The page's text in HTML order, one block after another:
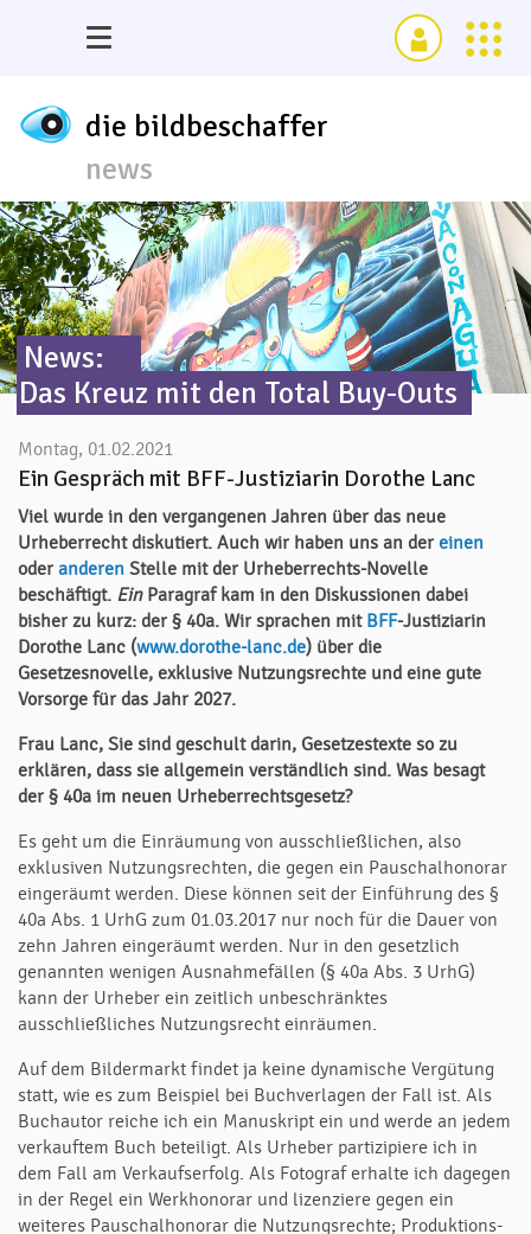
die bildbeschaffer
news
News:
Das Kreuz mit den Total Buy-Outs
Montag, 01.02.2021
Ein Gespräch mit BFF-Justiziarin Dorothe Lanc
Viel wurde in den vergangenen Jahren über das neue
Urheberrecht diskutiert. Auch wir haben uns an der einen
oder anderen Stelle mit der Urheberrechts-Novelle
beschäftigt. Ein Paragraf kam in den Diskussionen dabei
bisher zu kurz: der § 40a. Wir sprachen mit BFF-Justiziarin
Dorothe Lanc (www.dorothe-lanc.de) über die
Gesetzesnovelle, exklusive Nutzungsrechte und eine gute
Vorsorge für das Jahr 2027.
Frau Lanc, Sie sind geschult darin, Gesetzestexte so zu
erklären, dass sie allgemein verständlich sind. Was besagt
der § 40a im neuen Urheberrechtsgesetz?
Es geht um die Einräumung von ausschließlichen, also
exklusiven Nutzungsrechten, die gegen ein Pauschalhonorar
eingeräumt werden. Diese können seit der Einführung des §
40a Abs. 1 UrhG zum 01.03.2017 nur noch für die Dauer von
zehn Jahren eingeräumt werden. Nur in den gesetzlich
genannten wenigen Ausnahmefällen (§ 40a Abs. 3 UrhG)
kann der Urheber ein zeitlich unbeschränktes
ausschließliches Nutzungsrecht einräumen.
Auf dem Bildermarkt findet ja keine dynamische Vergütung
statt, wie es zum Beispiel bei Buchverlagen der Fall ist. Als
Buchautor reiche ich ein Manuskript ein und werde an jedem
verkauftem Buch beteiligt. Als Urheber partizipiere ich in
dem Fall am Verkaufserfolg. Als Fotograf erhalte ich dagegen
in der Regel ein Werkhonorar und lizenziere gegen ein
weiteres Pauschalhonorar die Nutzungsrechte; Produktions-